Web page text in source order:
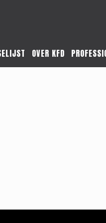
OVER KFD